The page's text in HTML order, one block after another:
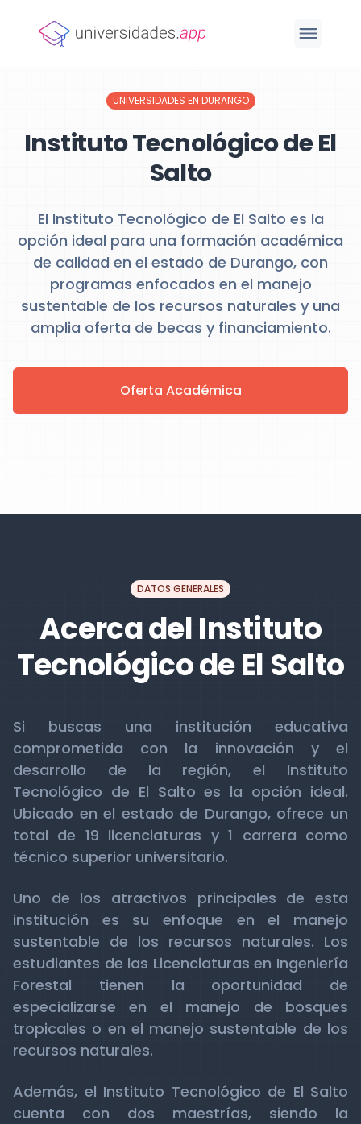
UNIVERSIDADES EN DURANGO
Instituto Tecnológico de El
Salto
El Instituto Tecnológico de El Salto es la
opción ideal para una formación académica
de calidad en el estado de Durango, con
programas enfocados en el manejo
sustentable de los recursos naturales y una
amplia oferta de becas y financiamiento.
Oferta Académica
DATOS GENERALES
Acerca del Instituto
Tecnológico de El Salto
Si buscas una institución educativa
comprometida con la innovación y el
desarrollo de la región, el Instituto
Tecnológico de El Salto es la opción ideal.
Ubicado en el estado de Durango, ofrece un
total de 19 licenciaturas y 1 carrera como
técnico superior universitario.
Uno de los atractivos principales de esta
institución es su enfoque en el manejo
sustentable de los recursos naturales. Los
estudiantes de las Licenciaturas en Ingeniería
Forestal tienen la oportunidad de
especializarse en el manejo de bosques
tropicales o en el manejo sustentable de los
recursos naturales.
Además, el Instituto Tecnológico de El Salto
cuenta con dos maestrías, siendo la